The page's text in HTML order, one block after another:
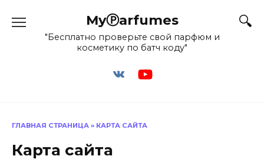
содержанию
MyⓅarfumes
"Бесплатно проверьте свой парфюм и
косметику по батч коду"
ГЛАВНАЯ СТРАНИЦА » КАРТА САЙТА
Карта сайта